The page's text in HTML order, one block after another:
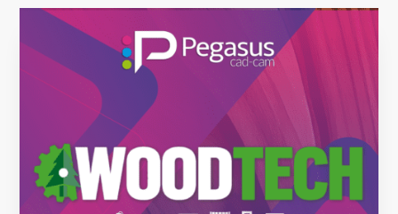
CONTACTOS
Área reservada Lenguas
Italiano English Türkçe Español